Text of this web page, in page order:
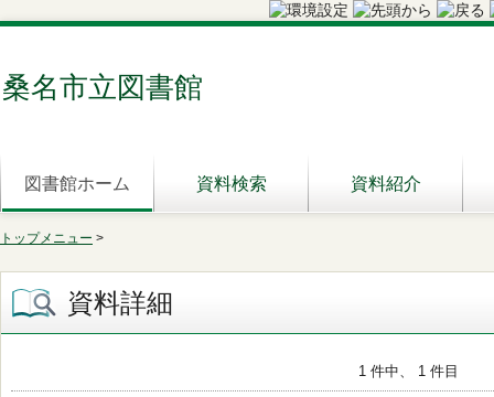
桑名市立図書館
図書館ホーム 資料検索 資料紹介
トップメニュー >
資料詳細
1 件中、 1 件目